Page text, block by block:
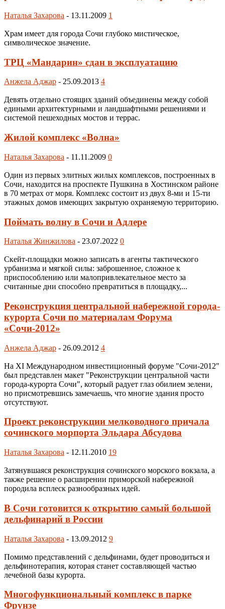
Наталья Захарова - 13.11.2009 1
Храм имеет для города Сочи глубоко мистическое,
символическое значение.
ТРЦ «Мандарин» сдан в эксплуатацию
Анжела Аджар - 25.09.2013 4
Девять отдельно стоящих зданий объединены между собой
едиными архитектурными и ландшафтными решениями и
системой пешеходных мостов и террас.
Жилой комплекс «Волна»
Наталья Захарова - 11.11.2009 0
Один из первых элитных жилых комплексов, построенных в
Сочи, находится на проспекте Пушкина в Хостинском районе
в 70 метрах от моря. Комплекс состоит из двух 8-ми и 15-ти
этажных домов имеющих закрытую охраняемую территорию.
Поймать волну в Сочи и Адлере
Наталья Жинжилова - 23.07.2022 0
Скейт-площадки можно записать в агенты тактического
урбанизма и мягкой силы: заброшенное, сложное к
приспособлению или малопривлекательное место за
считанные дни способно превратиться в площадку,...
Реконструкция центральной набережной города-
курорта Сочи по материалам Форума
«Сочи-2012»
Анжела Аджар - 26.09.2012 4
На XI Международном инвестиционный форуме "Сочи-2012"
был представлен макет "Реконструкции центральной части
города-курорта Сочи", который радует глаз обилием зелени,
но присмотревшись замечаешь, что многие здания просто
отсутствуют.
Проект реконструкции мелководного причала
сочинского морпорта Эльдара Абсудова
Наталья Захарова - 12.11.2010 19
Затянувшаяся реконструкция сочинского морского вокзала, а
также решение о расширении приморской набережной
породила всплеск разнообразных идей.
В Сочи готовится к открытию самый большой
дельфинарий в России
Наталья Захарова - 13.09.2012 9
Помимо представлений с дельфинами, будет проводиться и
дельфинотерапия, которая станет составляющей частью
лечебной базы курорта.
Многофункциональный комплекс в парке
Фрунзе